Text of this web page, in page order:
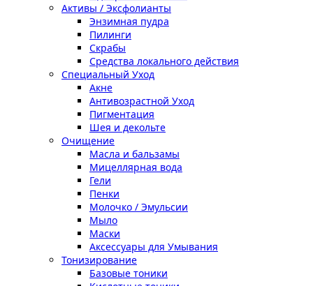
Активы / Эксфолианты
Энзимная пудра
Пилинги
Скрабы
Средства локального действия
Специальный Уход
Акне
Антивозрастной Уход
Пигментация
Шея и декольте
Очищение
Масла и бальзамы
Мицеллярная вода
Гели
Пенки
Молочко / Эмульсии
Мыло
Маски
Аксессуары для Умывания
Тонизирование
Базовые тоники